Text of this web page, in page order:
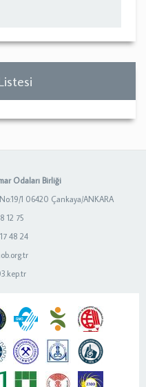
Odaları Birliği
1 06420 Çankaya/ANKARA
12 75
48 24